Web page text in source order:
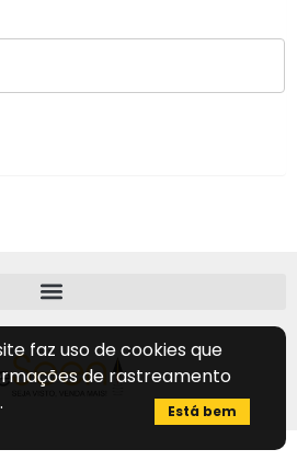
faz uso de cookies que
de rastreamento
Está bem